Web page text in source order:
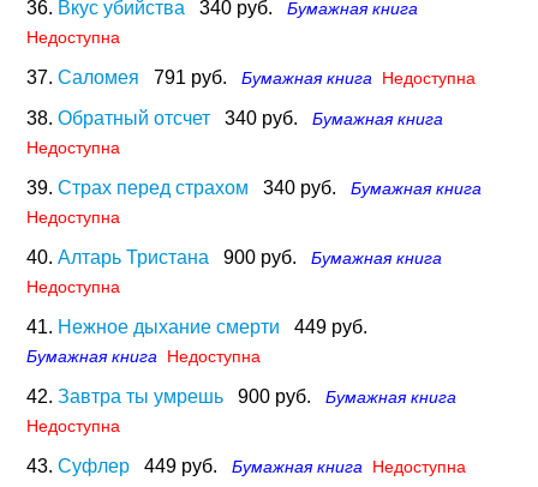
36. Вкус убийства 340 руб.
Бумажная книга
Недоступна
37. Саломея 791 руб. Бумажная книга Недоступна
38. Обратный отсчет 340 руб.
Бумажная книга
Недоступна
39. Страх перед страхом 340 руб.
Бумажная книга
Недоступна
40. Алтарь Тристана 900 руб.
Бумажная книга
Недоступна
41. Нежное дыхание смерти 449 руб.
Бумажная книга Недоступна
42. Завтра ты умрешь 900 руб.
Бумажная книга
Недоступна
43. Суфлер 449 руб. Бумажная книга Недоступна